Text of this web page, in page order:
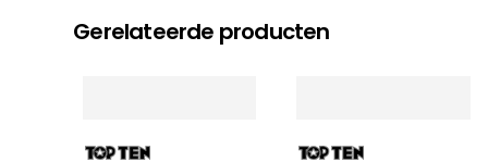
Gerelateerde producten